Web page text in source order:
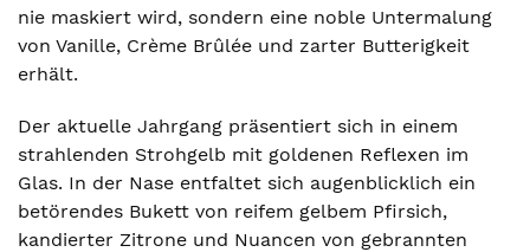
nie maskiert wird, sondern eine noble Untermalung
von Vanille, Crème Brûlée und zarter Butterigkeit
erhält.
Der aktuelle Jahrgang präsentiert sich in einem
strahlenden Strohgelb mit goldenen Reflexen im
Glas. In der Nase entfaltet sich augenblicklich ein
betörendes Bukett von reifem gelbem Pfirsich,
kandierter Zitrone und Nuancen von gebrannten